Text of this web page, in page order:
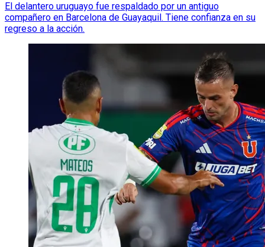
El delantero uruguayo fue respaldado por un antiguo
compañero en Barcelona de Guayaquil. Tiene confianza en su
regreso a la acción.